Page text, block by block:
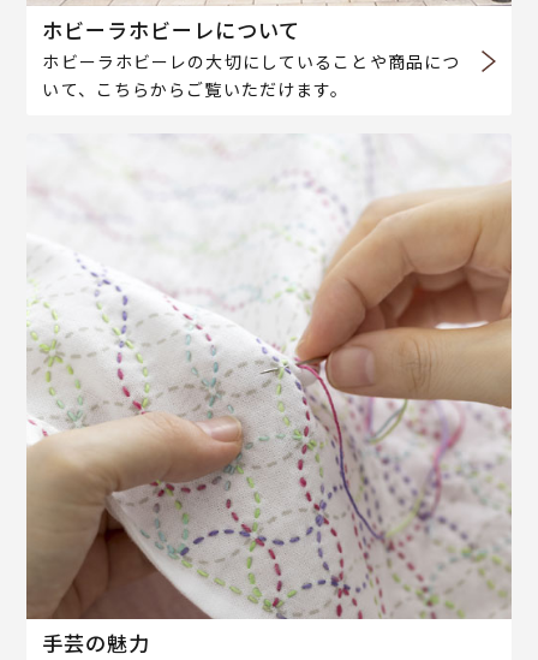
ホビーラホビーレについて
ホビーラホビーレの大切にしていることや商品につ
いて、こちらからご覧いただけます。
手芸の魅力